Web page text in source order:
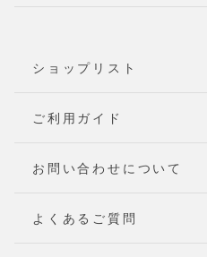
ショップリスト
ご利用ガイド
お問い合わせについて
よくあるご質問